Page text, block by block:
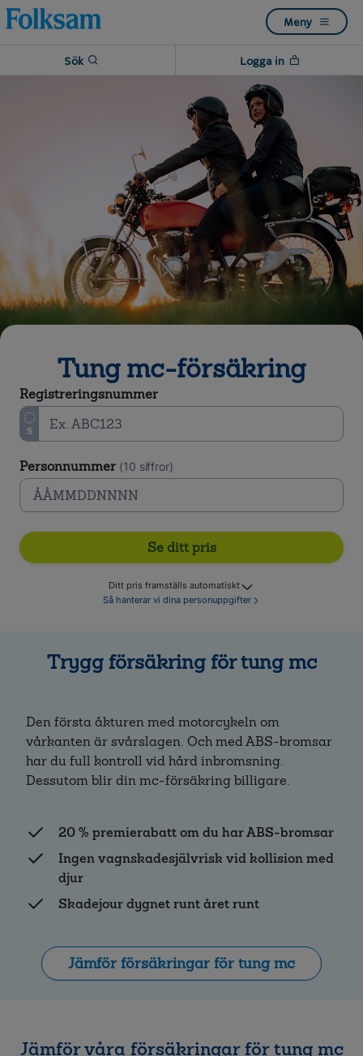
Till
navigation
Till
innehåll
Meny
Sök Logga in
Tung mc-försäkring
Registreringsnummer
Personnummer (10 siffror)
Se ditt pris
Ditt pris framställs automatiskt
Så hanterar vi dina personuppgifter
Trygg försäkring för tung mc
Den första åkturen med motorcykeln om
vårkanten är svårslagen. Och med ABS-bromsar
har du full kontroll vid hård inbromsning.
Dessutom blir din mc-försäkring billigare.
20 % premierabatt om du har ABS-bromsar
Ingen vagnskadesjälvrisk vid kollision med
djur
Skadejour dygnet runt året runt
Jämför försäkringar för tung mc
Jämför våra försäkringar för tung mc